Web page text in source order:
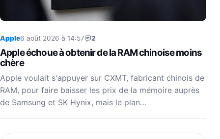
Apple6 août 2026 à 14:57 2
Apple échoue à obtenir de la RAM chinoise moins
chère
Apple voulait s'appuyer sur CXMT, fabricant chinois de
RAM, pour faire baisser les prix de la mémoire auprès
de Samsung et SK Hynix, mais le plan…